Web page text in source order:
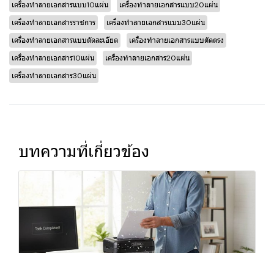
เครื่องทำลายเอกสารแบบ10แผ่น
เครื่องทำลายเอกสารแบบ20แผ่น
เครื่องทำลายเอกสารราชการ
เครื่องทำลายเอกสารแบบ30แผ่น
เครื่องทำลายเอกสารแบบตัดละเอียด
เครื่องทำลายเอกสารแบบตัดตรง
เครื่องทำลายเอกสาร10แผ่น
เครื่องทำลายเอกสาร20แผ่น
เครื่องทำลายเอกสาร30แผ่น
บทความที่เกี่ยวข้อง